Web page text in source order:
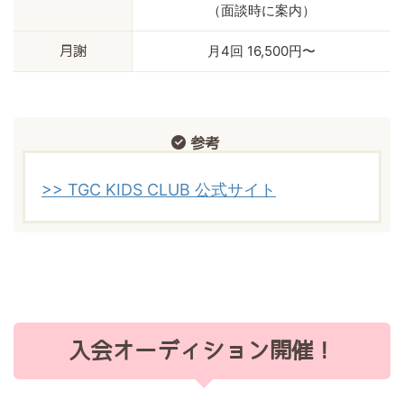
（面談時に案内）
月謝 月4回 16,500円〜
参考
>> TGC KIDS CLUB 公式サイト
入会オーディション開催！